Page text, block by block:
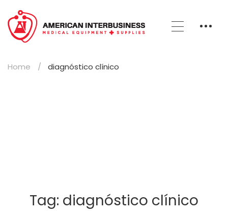
Tag: diagnóstico clínico
Home diagnóstico clínico